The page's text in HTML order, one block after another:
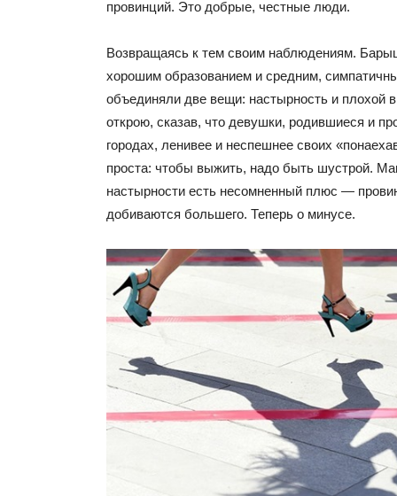
провинций. Это добрые, честные люди.
Возвращаясь к тем своим наблюдениям.
хорошим образованием и средним,
объединяли две вещи: настырность и плохой
открою, сказав, что девушки, родившиеся и
городах, ленивее и неспешнее своих
проста: чтобы выжить, надо быть шустрой.
настырности есть несомненный плюс —
добиваются большего. Теперь о минусе.